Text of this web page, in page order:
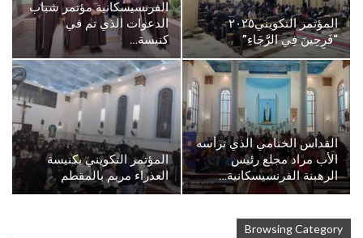
المؤتمر التكويني٢٠٢٥
“فَرِحِينَ فِي الرَّجَاءِ”
الفرنسيسكانية مؤتمر شباب
الدعوات الذي تم في
كنيسة…
القداس الختامي الذي ترأسه
الأب مراد مجلع رئيس
الرهبنة الفرنسيسكانية…
المؤتمر التكويني بكنيسة
العذراء مريم بالمقطم
Browsing Category